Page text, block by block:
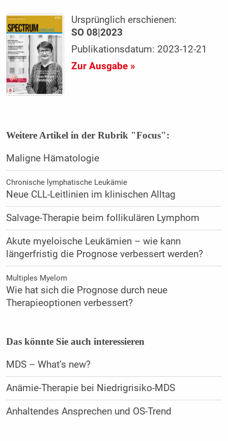
Ursprünglich erschienen:
SO 08|2023
Publikationsdatum: 2023-12-21
Zur Ausgabe »
Weitere Artikel in der Rubrik "Focus":
Maligne Hämatologie
Chronische lymphatische Leukämie
Neue CLL-Leitlinien im klinischen Alltag
Salvage-Therapie beim follikulären Lymphom
Akute myeloische Leukämien – wie kann
längerfristig die Prognose verbessert werden?
Multiples Myelom
Wie hat sich die Prognose durch neue
Therapieoptionen verbessert?
Das könnte Sie auch interessieren
MDS – What’s new?
Anämie-Therapie bei Niedrigrisiko-MDS
Anhaltendes Ansprechen und OS-Trend